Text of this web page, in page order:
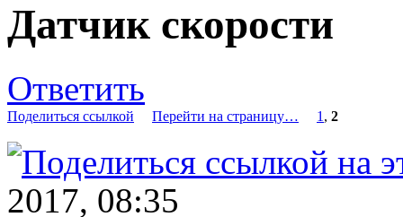
Датчик скорости
Ответить
Поделиться ссылкой Перейти на страницу… 1 , 2
2017, 08:35